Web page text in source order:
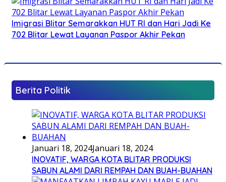
Imigrasi Blitar Semarakkan HUT RI dan Hari Jadi Ke
702 Blitar Lewat Layanan Paspor Akhir Pekan
Berita Politik
Januari 18, 2024Januari 18, 2024
INOVATIF, WARGA KOTA BLITAR PRODUKSI
SABUN ALAMI DARI REMPAH DAN BUAH-BUAHAN